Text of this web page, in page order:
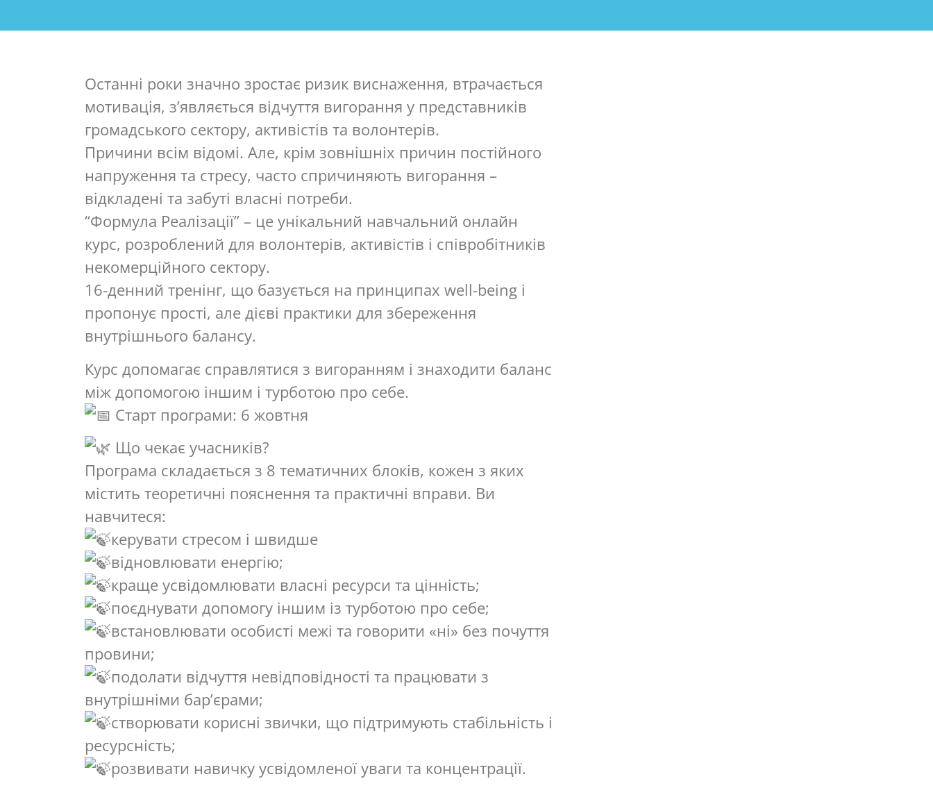
Останні роки значно зростає ризик виснаження, втрачається
мотивація, з’являється відчуття вигорання у представників
громадського сектору, активістів та волонтерів.
Причини всім відомі. Але, крім зовнішніх причин постійного
напруження та стресу, часто спричиняють вигорання –
відкладені та забуті власні потреби.
“Формула Реалізації” – це унікальний навчальний онлайн
курс, розроблений для волонтерів, активістів і співробітників
некомерційного сектору.
16-денний тренінг, що базується на принципах well-being і
пропонує прості, але дієві практики для збереження
внутрішнього балансу.
Курс допомагає справлятися з вигоранням і знаходити баланс
між допомогою іншим і турботою про себе.
Старт програми: 6 жовтня
Що чекає учасників?
Програма складається з 8 тематичних блоків, кожен з яких
містить теоретичні пояснення та практичні вправи. Ви
навчитеся:
керувати стресом і швидше
відновлювати енергію;
краще усвідомлювати власні ресурси та цінність;
поєднувати допомогу іншим із турботою про себе;
встановлювати особисті межі та говорити «ні» без почуття
провини;
подолати відчуття невідповідності та працювати з
внутрішніми бар’єрами;
створювати корисні звички, що підтримують стабільність і
ресурсність;
розвивати навичку усвідомленої уваги та концентрації.